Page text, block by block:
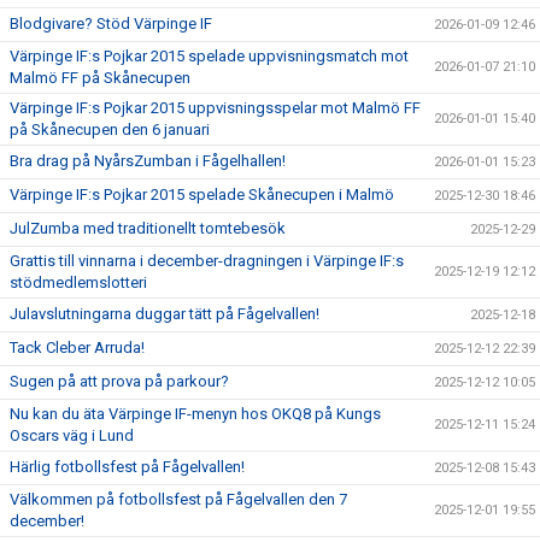
Blodgivare? Stöd Värpinge IF 2026-01-09 12:46
Värpinge IF:s Pojkar 2015 spelade uppvisningsmatch mot
Malmö FF på Skånecupen
2026-01-07 21:10
Värpinge IF:s Pojkar 2015 uppvisningsspelar mot Malmö FF
på Skånecupen den 6 januari
2026-01-01 15:40
Bra drag på NyårsZumban i Fågelhallen! 2026-01-01 15:23
Värpinge IF:s Pojkar 2015 spelade Skånecupen i Malmö 2025-12-30 18:46
JulZumba med traditionellt tomtebesök 2025-12-29
Grattis till vinnarna i december-dragningen i Värpinge IF:s
stödmedlemslotteri
2025-12-19 12:12
Julavslutningarna duggar tätt på Fågelvallen! 2025-12-18
Tack Cleber Arruda! 2025-12-12 22:39
Sugen på att prova på parkour? 2025-12-12 10:05
Nu kan du äta Värpinge IF-menyn hos OKQ8 på Kungs
Oscars väg i Lund
2025-12-11 15:24
Härlig fotbollsfest på Fågelvallen! 2025-12-08 15:43
Välkommen på fotbollsfest på Fågelvallen den 7
december!
2025-12-01 19:55